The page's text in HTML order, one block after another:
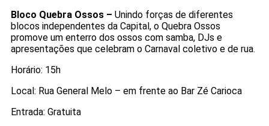
Bloco Quebra Ossos – Unindo forças de diferentes
blocos independentes da Capital, o Quebra Ossos
promove um enterro dos ossos com samba, DJs e
apresentações que celebram o Carnaval coletivo e de rua.
Horário: 15h
Local: Rua General Melo – em frente ao Bar Zé Carioca
Entrada: Gratuita